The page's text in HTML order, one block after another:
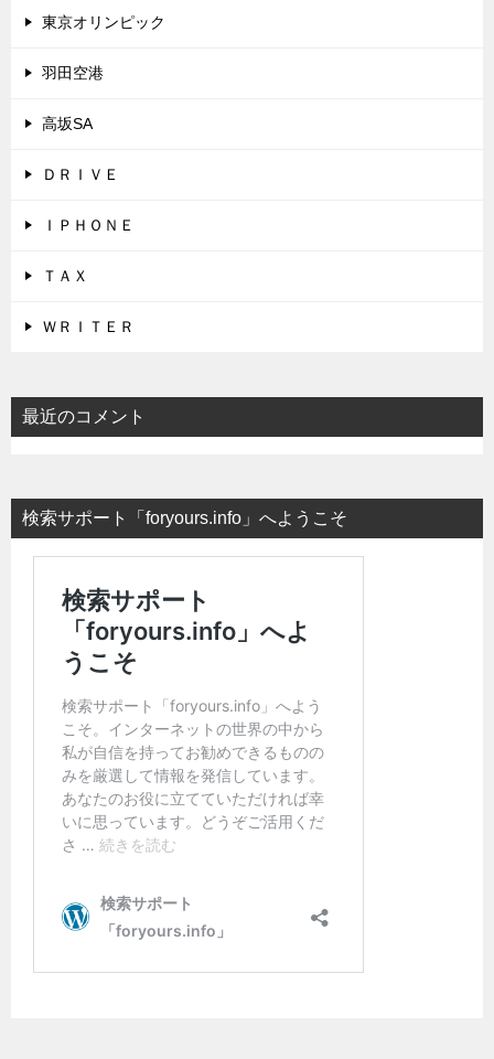
東京オリンピック
羽田空港
高坂SA
ＤＲＩＶＥ
ＩＰＨＯＮＥ
ＴＡＸ
ＷＲＩＴＥＲ
最近のコメント
検索サポート「foryours.info」へようこそ